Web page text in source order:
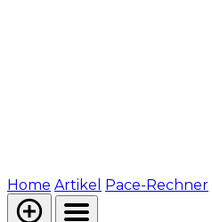
Home Artikel Pace-Rechner